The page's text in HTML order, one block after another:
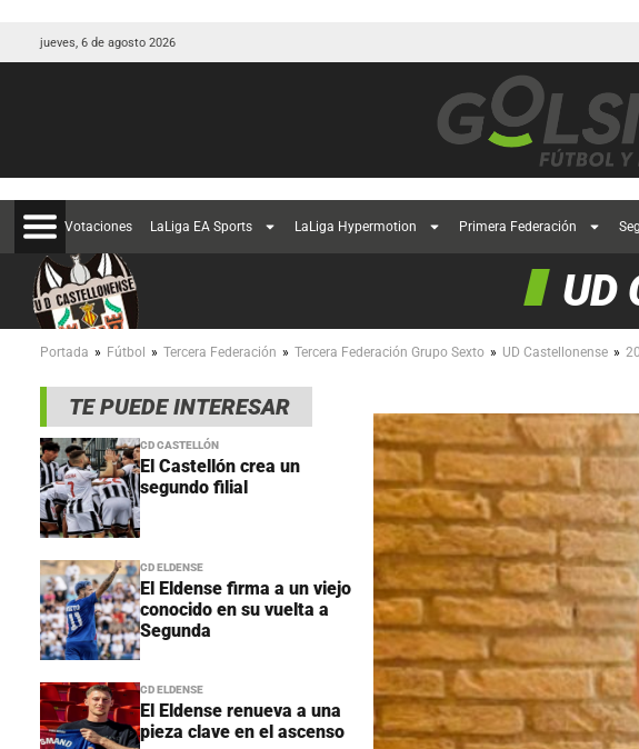
jueves, 6 de agosto 2026
Votaciones LaLiga EA Sports LaLiga Hypermotion Primera Federación
UD
Portada » Fútbol » Tercera Federación » Tercera Federación Grupo Sexto » UD Castellonense »
TE PUEDE INTERESAR
CD CASTELLÓN
El Castellón crea un
segundo filial
CD ELDENSE
El Eldense firma a un viejo
conocido en su vuelta a
Segunda
CD ELDENSE
El Eldense renueva a una
pieza clave en el ascenso